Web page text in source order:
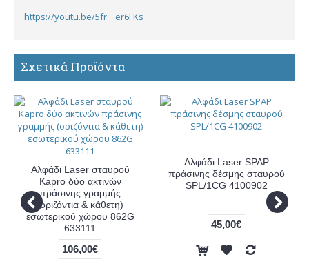
https://youtu.be/5fr__er6FKs
Σχετικά Προϊόντα
Αλφάδι Laser σταυρού
Kapro δύο ακτινών
πράσινης γραμμής
(οριζόντια & κάθετη)
εσωτερικού χώρου 862G
633111
106,00€
Αλφάδι Laser SPAP
πράσινης δέσμης σταυρού
SPL/1CG 4100902
45,00€